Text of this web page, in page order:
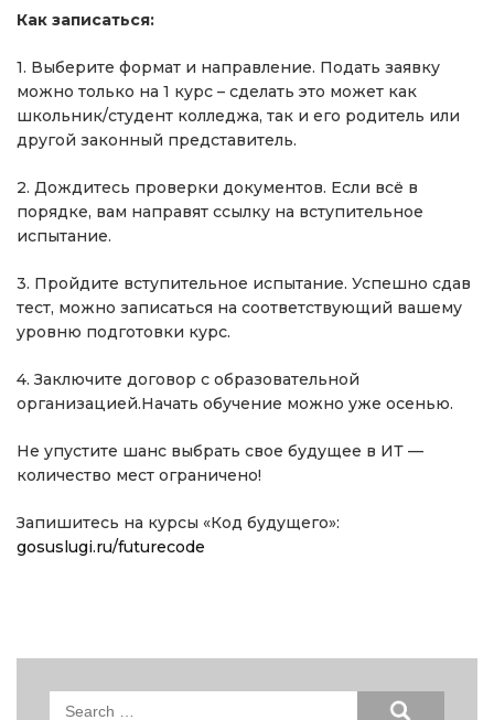
Как записаться:
1. Выберите формат и направление. Подать заявку
можно только на 1 курс – сделать это может как
школьник/студент колледжа, так и его родитель или
другой законный представитель.
2. Дождитесь проверки документов. Если всё в
порядке, вам направят ссылку на вступительное
испытание.
3. Пройдите вступительное испытание. Успешно сдав
тест, можно записаться на соответствующий вашему
уровню подготовки курс.
4. Заключите договор с образовательной
организацией.Начать обучение можно уже осенью.
Не упустите шанс выбрать свое будущее в ИТ —
количество мест ограничено!
Запишитесь на курсы «Код будущего»:
gosuslugi.ru/futurecode
Search